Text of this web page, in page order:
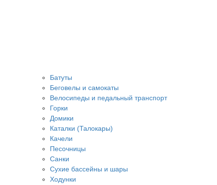
Батуты
Беговелы и самокаты
Велосипеды и педальный транспорт
Горки
Домики
Каталки (Талокары)
Качели
Песочницы
Санки
Сухие бассейны и шары
Ходунки